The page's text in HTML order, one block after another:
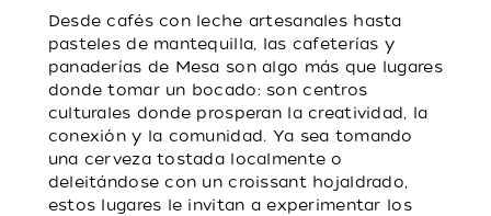
Desde cafés con leche artesanales hasta
pasteles de mantequilla, las cafeterías y
panaderías de Mesa son algo más que lugares
donde tomar un bocado: son centros
culturales donde prosperan la creatividad, la
conexión y la comunidad. Ya sea tomando
una cerveza tostada localmente o
deleitándose con un croissant hojaldrado,
estos lugares le invitan a experimentar los